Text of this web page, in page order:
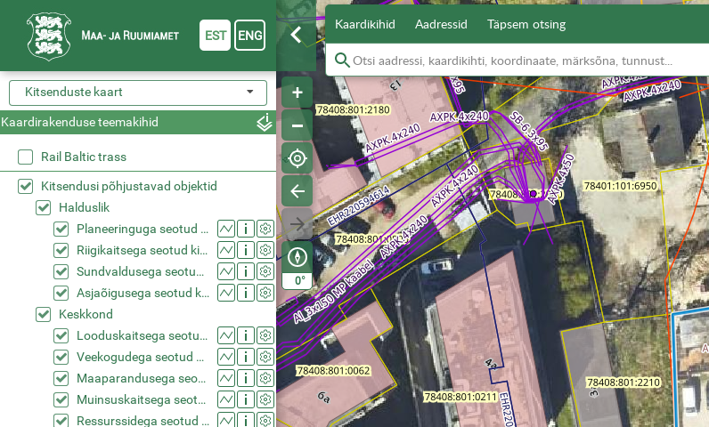
0°
Kaardikihid Aadressid Täpsem otsing
Kitsenduste kaart
Kaardirakenduse teemakihid
Rail Baltic trass
Kitsendusi põhjustavad objektid
Halduslik
Planeeringuga seotud kitsendused (KPOIS)
Riigikaitsega seotud kitsendused (KPOIS)
Sundvaldusega seotud kitsendused (KPOIS)
Asjaõigusega seotud kitsendused (KPOIS)
Keskkond
Looduskaitsega seotud kitsendused (KPOIS)
Veekogudega seotud kitsendused (KPOIS)
Maaparandusega seotud kitsendused (KPOIS)
Muinsuskaitsega seotud kitsendused (KPOIS)
Ressurssidega seotud kitsendused (KPOIS)
EST ENG